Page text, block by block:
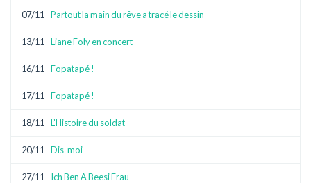
07/11 -Partout la main du rêve a tracé le dessin
13/11 -Liane Foly en concert
16/11 -Fopatapé !
17/11 -Fopatapé !
18/11 -L’Histoire du soldat
20/11 -Dis-moi
27/11 - Ich Ben A Beesi Frau